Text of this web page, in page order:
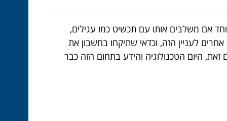
אם משלבים אותו עם תכשיט כמו עגילים,
לעניין הזה, וכדאי שתיקחו בחשבון את
היום הטכנולוגיה והידע בתחום הזה כבר